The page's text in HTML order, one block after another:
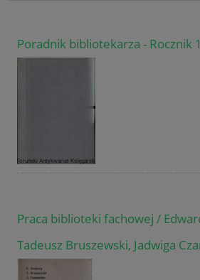
Poradnik bibliotekarza - Rocznik
Praca biblioteki fachowej /
Tadeusz Bruszewski, Jadwiga